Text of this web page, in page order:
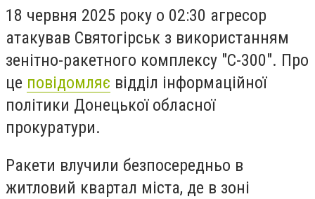
18 червня 2025 року о 02:30 агресор
атакував Святогірськ з використанням
зенітно-ракетного комплексу "С-300". Про
це повідомляє відділ інформаційної
політики Донецької обласної
прокуратури.
Ракети влучили безпосередньо в
житловий квартал міста, де в зоні